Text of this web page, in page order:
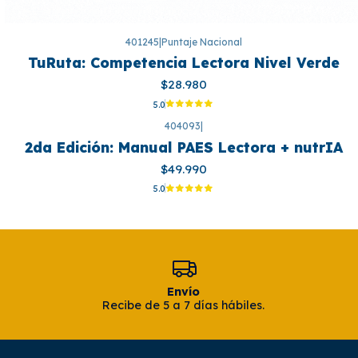
401245|Puntaje Nacional
TuRuta: Competencia Lectora Nivel Verde
$28.980
5.0
404093
2da Edición: Manual PAES Lectora + nutrIA
$49.990
5.0
Envío
Recibe de 5 a 7 días hábiles.